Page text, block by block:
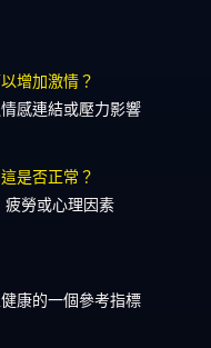
增加激情？
感連結或壓力影響
是否正常？
疲勞或心理因素
康的一個參考指標